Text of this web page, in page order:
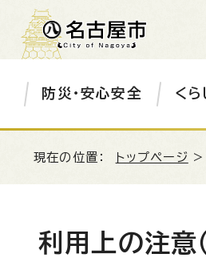
防災・安心安全 くら
現在の位置： トップページ
利用上の注意